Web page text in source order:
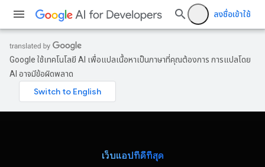
ลงชื่อเข้าใช้
Google ใช้เทคโนโลยี AI เพื่อแปลเนื้อหาเป็นภาษาที่คุณต้องการ การแปลโดย
AI อาจมีข้อผิดพลาด
เว็บแอปที่ดีที่สุด